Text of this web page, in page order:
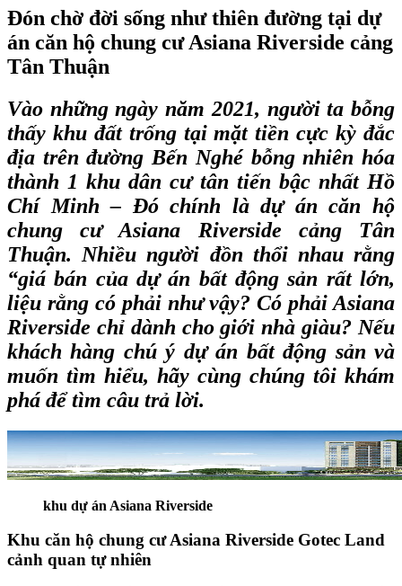
Đón chờ đời sống như thiên đường tại dự
án căn hộ chung cư Asiana Riverside cảng
Tân Thuận
Vào những ngày năm 2021, người ta bỗng
thấy khu đất trống tại mặt tiền cực kỳ đắc
địa trên đường Bến Nghé bỗng nhiên hóa
thành 1 khu dân cư tân tiến bậc nhất Hồ
Chí Minh – Đó chính là dự án căn hộ
chung cư Asiana Riverside cảng Tân
Thuận. Nhiều người đồn thổi nhau rằng
“giá bán của dự án bất động sản rất lớn,
liệu rằng có phải như vậy? Có phải Asiana
Riverside chỉ dành cho giới nhà giàu? Nếu
khách hàng chú ý dự án bất động sản và
muốn tìm hiểu, hãy cùng chúng tôi khám
phá để tìm câu trả lời.
khu dự án Asiana Riverside
Khu căn hộ chung cư Asiana Riverside Gotec Land
cảnh quan tự nhiên